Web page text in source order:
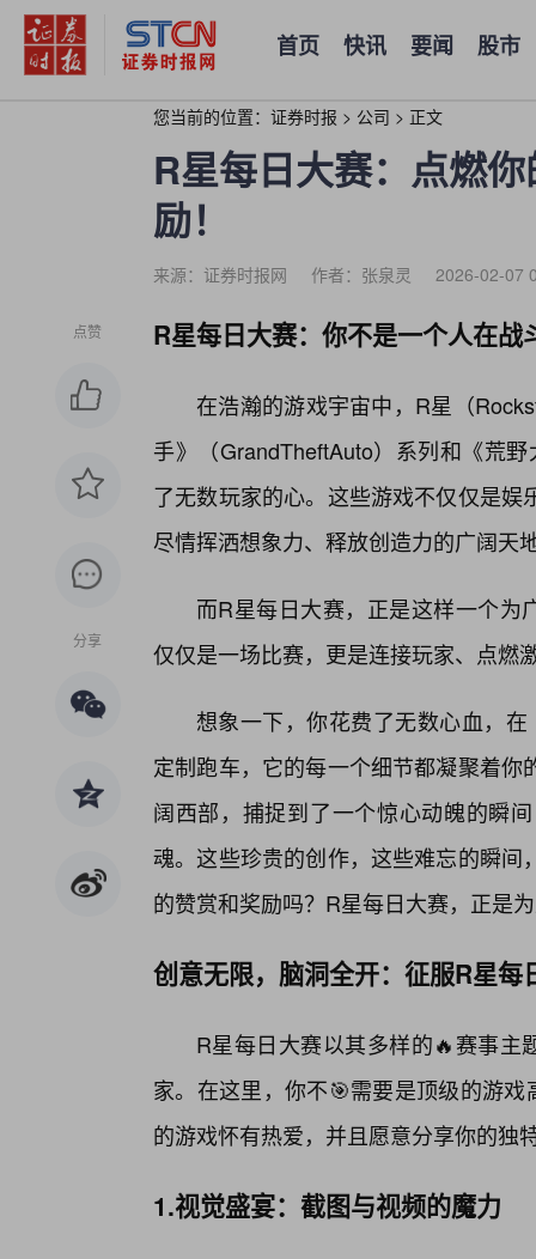
首页 快讯 要闻 股市
您当前的位置： 证券时报 > 公司 > 正文
R星每日大赛：点燃
励！
来源：证券时报网 作者：张泉灵 2026-02-07
点赞
分享
R星每日大赛：你不是一个人在战
在浩瀚的游戏宇宙中，R星（
手》（GrandTheftAuto）系列和《荒
了无数玩家的心。这些游戏不仅仅是
尽情挥洒想象力、释放创造力的广阔天
而R星每日大赛，正是这样一个
仅仅是一场比赛，更是连接玩家、点燃
想象一下，你花费了无数心血，
定制跑车，它的每一个细节都凝聚着
阔西部，捕捉到了一个惊心动魄的瞬
魂。这些珍贵的创作，这些难忘的瞬
的赞赏和奖励吗？R星每日大赛，正是
创意无限，脑洞全开：征服R星每
R星每日大赛以其多样的🔥赛事主
家。在这里，你不🎯需要是顶级的游
的游戏怀有热爱，并且愿意分享你的独
1.视觉盛宴：截图与视频的魔力